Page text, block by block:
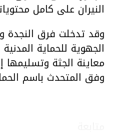
النيران على كامل
وقد تدخلت فرق النجدة و
الجهوية للحماية
معاينة الجثة وتسليمها
وفق المتحدث باسم